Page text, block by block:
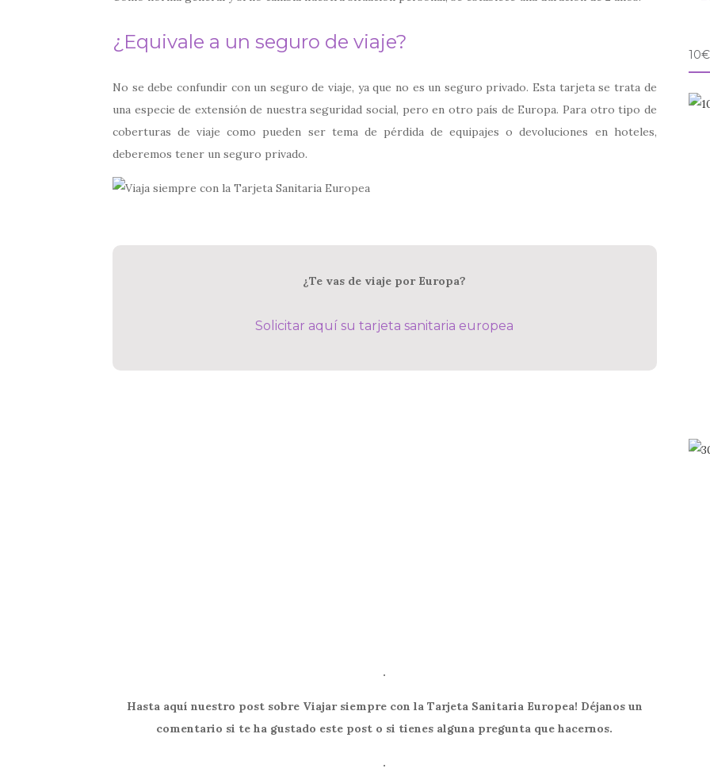
¿ Equivale a un seguro de viaje?
No se debe confundir con un seguro de viaje, ya que no es un seguro privado. Esta tarjeta se trata de
una especie de extensión de nuestra seguridad social, pero en otro país de Europa. Para otro tipo de
coberturas de viaje como pueden ser tema de pérdida de equipajes o devoluciones en hoteles,
deberemos tener un seguro privado.
¿Te vas de viaje por Europa?
Solicitar aquí su tarjeta sanitaria europea
.
Hasta aquí nuestro post sobre Viajar siempre con la Tarjeta Sanitaria Europea! Déjanos un
comentario si te ha gustado este post o si tienes alguna pregunta que hacernos.
.